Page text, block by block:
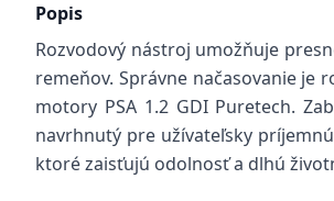
Popis
Rozvodový nástroj umožňuje
remeňov. Správne načasovanie
motory PSA 1.2 GDI Puretech.
navrhnutý pre užívateľsky
ktoré zaisťujú odolnosť a dlhú